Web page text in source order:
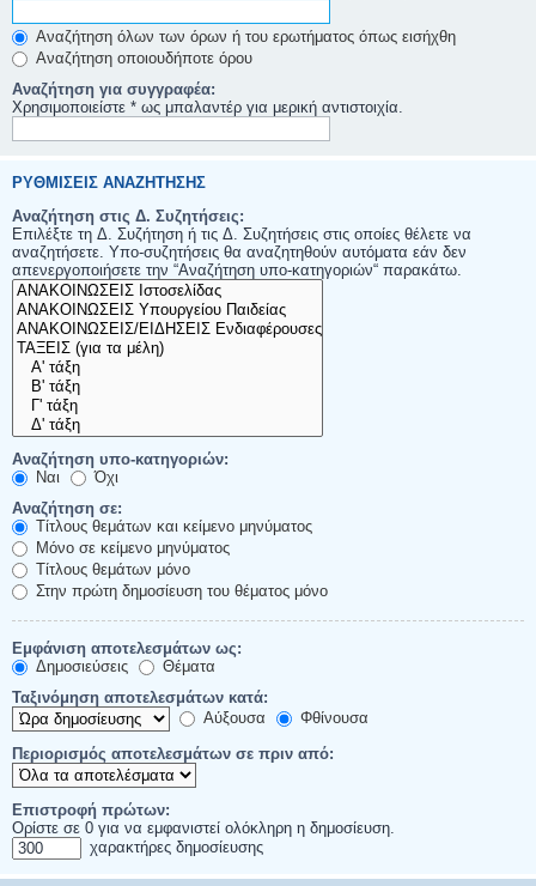
Αναζήτηση όλων των όρων ή του ερωτήματος όπως εισήχθη
Αναζήτηση οποιουδήποτε όρου
Αναζήτηση για συγγραφέα:
Χρησιμοποιείστε * ως μπαλαντέρ για μερική αντιστοιχία.
ΡΥΘΜΊΣΕΙΣ ΑΝΑΖΉΤΗΣΗΣ
Αναζήτηση στις Δ. Συζητήσεις:
Επιλέξτε τη Δ. Συζήτηση ή τις Δ. Συζητήσεις στις οποίες θέλετε να
αναζητήσετε. Υπο-συζητήσεις θα αναζητηθούν αυτόματα εάν δεν
απενεργοποιήσετε την “Αναζήτηση υπο-κατηγοριών“ παρακάτω.
Αναζήτηση υπο-κατηγοριών:
Ναι
Όχι
Αναζήτηση σε:
Τίτλους θεμάτων και κείμενο μηνύματος
Μόνο σε κείμενο μηνύματος
Τίτλους θεμάτων μόνο
Στην πρώτη δημοσίευση του θέματος μόνο
Εμφάνιση αποτελεσμάτων ως:
Δημοσιεύσεις
Θέματα
Ταξινόμηση αποτελεσμάτων κατά:
Αύξουσα
Φθίνουσα
Περιορισμός αποτελεσμάτων σε πριν από:
Επιστροφή πρώτων:
Ορίστε σε 0 για να εμφανιστεί ολόκληρη η δημοσίευση.
χαρακτήρες δημοσίευσης